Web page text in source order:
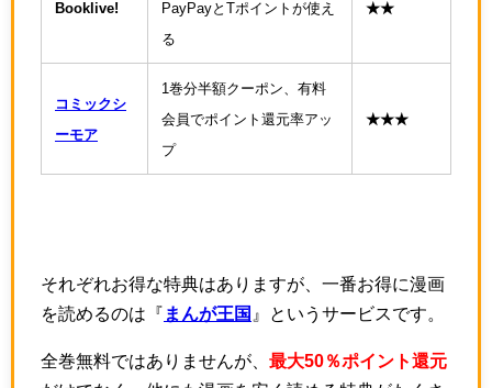
Booklive! PayPayとTポイントが使え
る
★★
コミックシ
ーモア
1巻分半額クーポン、有料
会員でポイント還元率アッ
プ
★★★
それぞれお得な特典はありますが、一番お得に漫画
を読めるのは『 まんが王国 』というサービスです。
全巻無料ではありませんが、 最大50％ポイント還元